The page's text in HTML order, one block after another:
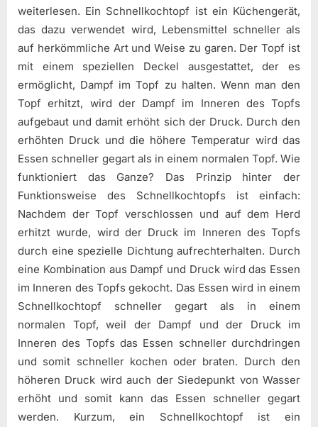
weiterlesen. Ein Schnellkochtopf ist ein Küchengerät,
das dazu verwendet wird, Lebensmittel schneller als
auf herkömmliche Art und Weise zu garen. Der Topf ist
mit einem speziellen Deckel ausgestattet, der es
ermöglicht, Dampf im Topf zu halten. Wenn man den
Topf erhitzt, wird der Dampf im Inneren des Topfs
aufgebaut und damit erhöht sich der Druck. Durch den
erhöhten Druck und die höhere Temperatur wird das
Essen schneller gegart als in einem normalen Topf. Wie
funktioniert das Ganze? Das Prinzip hinter der
Funktionsweise des Schnellkochtopfs ist einfach:
Nachdem der Topf verschlossen und auf dem Herd
erhitzt wurde, wird der Druck im Inneren des Topfs
durch eine spezielle Dichtung aufrechterhalten. Durch
eine Kombination aus Dampf und Druck wird das Essen
im Inneren des Topfs gekocht. Das Essen wird in einem
Schnellkochtopf schneller gegart als in einem
normalen Topf, weil der Dampf und der Druck im
Inneren des Topfs das Essen schneller durchdringen
und somit schneller kochen oder braten. Durch den
höheren Druck wird auch der Siedepunkt von Wasser
erhöht und somit kann das Essen schneller gegart
werden. Kurzum, ein Schnellkochtopf ist ein